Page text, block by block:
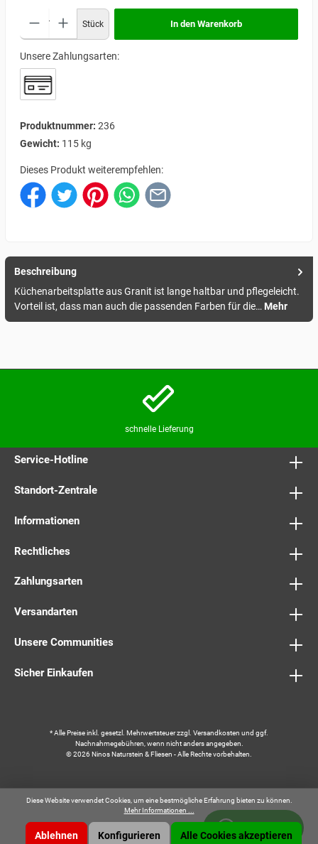
Stück In den Warenkorb
Unsere Zahlungsarten:
Produktnummer: 236
Gewicht: 115 kg
Dieses Produkt weiterempfehlen:
Beschreibung
Küchenarbeitsplatte aus Granit ist lange haltbar und pflegeleicht.
Vorteil ist, dass man auch die passenden Farben für die… Mehr
schnelle Lieferung
Service-Hotline
Standort-Zentrale
Informationen
Rechtliches
Zahlungsarten
Versandarten
Unsere Communities
Sicher Einkaufen
* Alle Preise inkl. gesetzl. Mehrwertsteuer zzgl. Versandkosten und ggf.
Nachnahmegebühren, wenn nicht anders angegeben.
© 2026 Ninos Naturstein & Fliesen - Alle Rechte vorbehalten.
Diese Website verwendet Cookies, um eine bestmögliche Erfahrung bieten zu können.
Mehr Informationen ...
Ablehnen Konfigurieren Alle Cookies akzeptieren